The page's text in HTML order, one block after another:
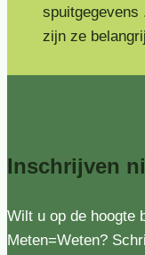
spuitgegevens
zijn ze
Inschrijven
Wilt u op de hoogte
Meten=Weten?